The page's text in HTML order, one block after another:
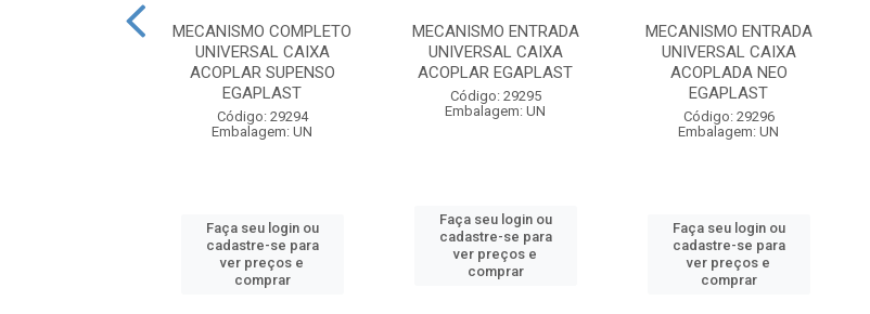
MECANISMO COMPLETO
UNIVERSAL CAIXA
ACOPLAR SUPENSO
EGAPLAST
Código: 29294
Embalagem: UN
Faça seu login ou
cadastre-se para
ver preços e
comprar
MECANISMO ENTRADA
UNIVERSAL CAIXA
ACOPLAR EGAPLAST
Código: 29295
Embalagem: UN
Faça seu login ou
cadastre-se para
ver preços e
comprar
MECANISMO ENTRADA
UNIVERSAL CAIXA
ACOPLADA NEO
EGAPLAST
Código: 29296
Embalagem: UN
Faça seu login ou
cadastre-se para
ver preços e
comprar